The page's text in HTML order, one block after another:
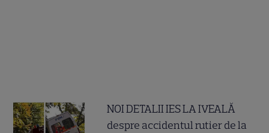
NOI DETALII IES LA IVEALĂ
despre accidentul rutier de la